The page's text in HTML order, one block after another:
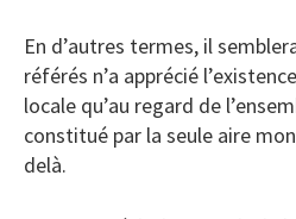
En d’autres termes, il
référés n’a apprécié
locale qu’au regard de
constitué par la seule aire
delà.